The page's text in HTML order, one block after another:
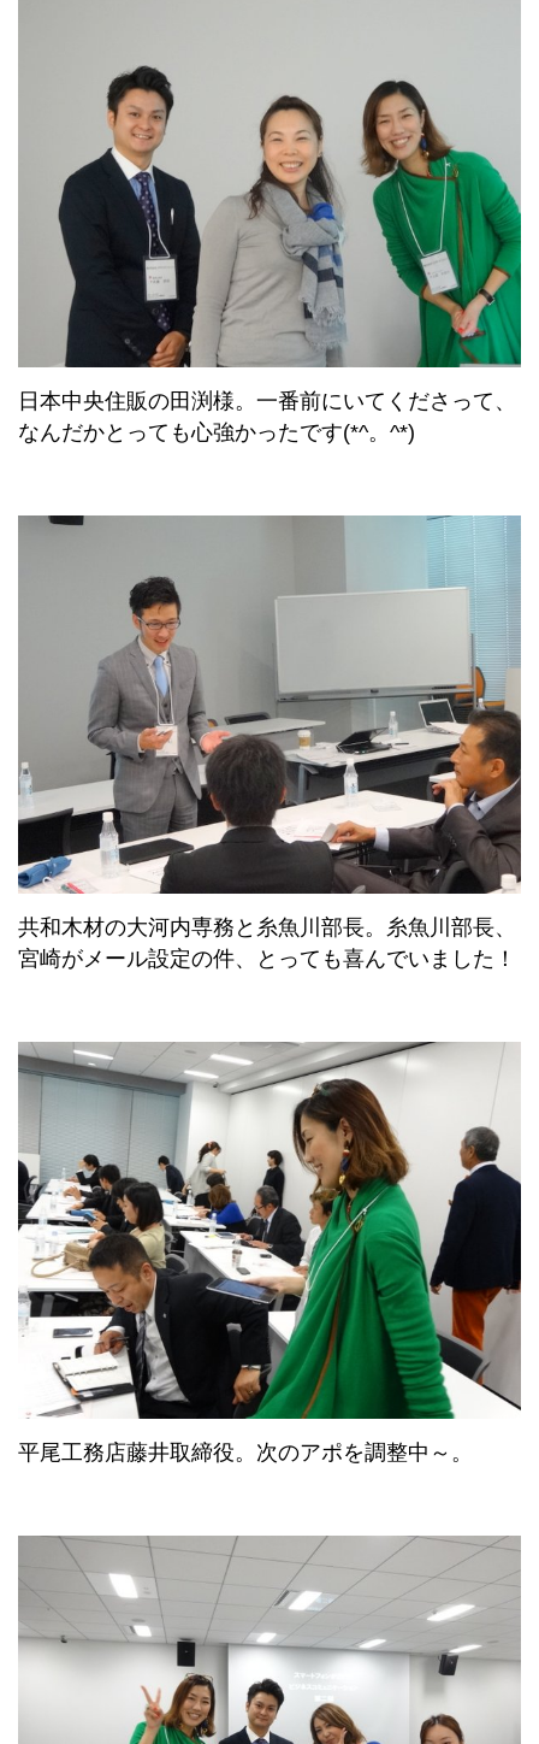
日本中央住販の田渕様。一番前にいてくださって、
なんだかとっても心強かったです(*^。^*)
共和木材の大河内専務と糸魚川部長。糸魚川部長、
宮崎がメール設定の件、とっても喜んでいました！
平尾工務店藤井取締役。次のアポを調整中～。